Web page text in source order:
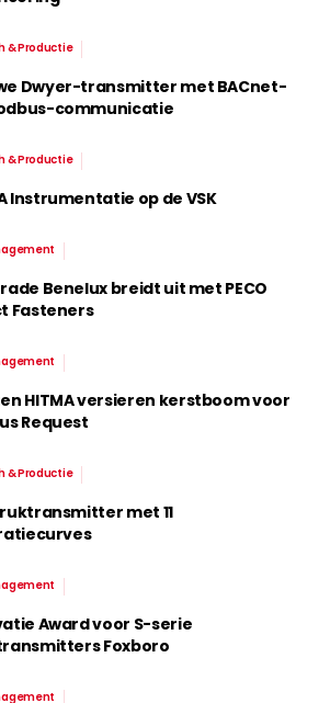
& Productie
Dwyer-transmitter met BACnet-
communicatie
& Productie
Instrumentatie op de VSK
Benelux breidt uit met PECO
Fasteners
HITMA versieren kerstboom voor
Request
& Productie
met 11
Award voor S-serie
Foxboro